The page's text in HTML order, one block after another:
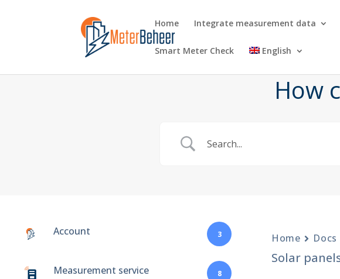
Home Integrate measurement data
Smart Meter Check English
How
Account 3
Measurement service 8
Home Docs
Solar